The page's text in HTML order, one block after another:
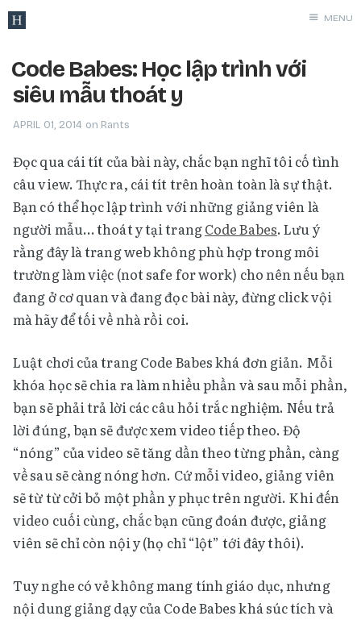
Hacking
Windows
Linux
MacOS
Tools
MENU
Code Babes: Học lập trình với
siêu mẫu thoát y
APRIL 01, 2014 on Rants
Đọc qua cái tít của bài này, chắc bạn nghĩ tôi cố tình
câu view. Thực ra, cái tít trên hoàn toàn là sự thật.
Bạn có thể học lập trình với những giảng viên là
người mẫu… thoát y tại trangCode Babes. Lưu ý
rằng đây là trang web không phù hợp trong môi
trường làm việc (not safe for work) cho nên nếu bạn
đang ở cơ quan và đang đọc bài này, đừng click vội
mà hãy để tối về nhà rồi coi.
Luật chơi của trang Code Babes khá đơn giản. Mỗi
khóa học sẽ chia ra làm nhiều phần và sau mỗi phần,
bạn sẽ phải trả lời các câu hỏi trắc nghiệm. Nếu trả
lời đúng, bạn sẽ được xem video tiếp theo. Độ
“nóng” của video sẽ tăng dần theo từng phần, càng
về sau sẽ càng nóng hơn. Cứ mỗi video, giảng viên
sẽ từ từ cởi bỏ một phần y phục trên người. Khi đến
video cuối cùng, chắc bạn cũng đoán được, giảng
viên sẽ chỉ còn nội y (họ chỉ “lột” tới đây thôi).
Tuy nghe có vẻ không mang tính giáo dục, nhưng
nội dung giảng dạy của Code Babes khá súc tích và